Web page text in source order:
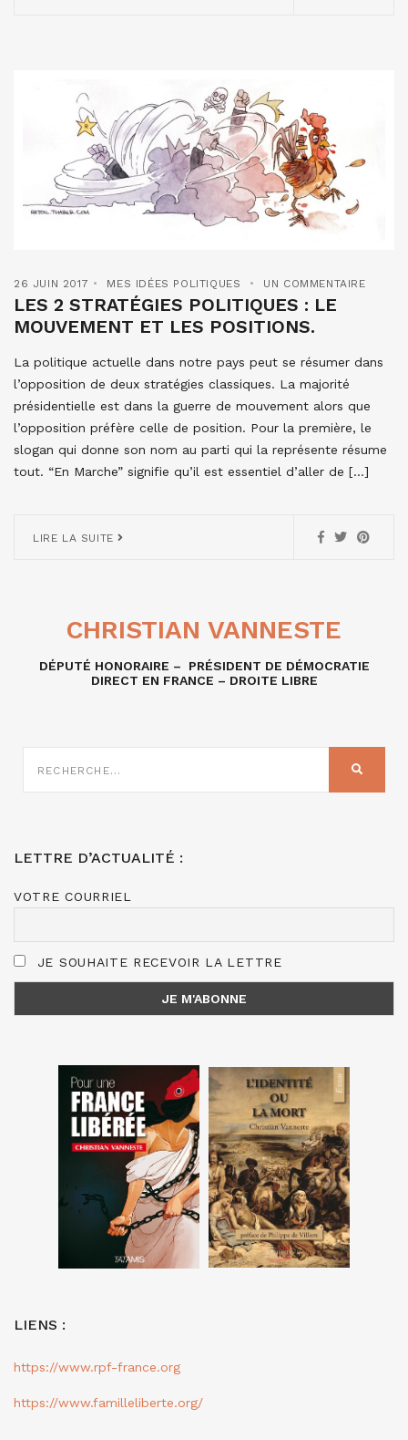
26 JUIN 2017 MES IDÉES POLITIQUES UN COMMENTAIRE
LES 2 STRATÉGIES POLITIQUES : LE
MOUVEMENT ET LES POSITIONS.
La politique actuelle dans notre pays peut se résumer dans
l’opposition de deux stratégies classiques. La majorité
présidentielle est dans la guerre de mouvement alors que
l’opposition préfère celle de position. Pour la première, le
slogan qui donne son nom au parti qui la représente résume
tout. “En Marche” signifie qu’il est essentiel d’aller de […]
LIRE LA SUITE
CHRISTIAN VANNESTE
DÉPUTÉ HONORAIRE – PRÉSIDENT DE DÉMOCRATIE
DIRECT EN FRANCE – DROITE LIBRE
SUR
LETTRE D’ACTUALITÉ :
VOTRE COURRIEL
JE SOUHAITE RECEVOIR LA LETTRE
LIENS :
https://www.rpf-france.org
https://www.familleliberte.org/